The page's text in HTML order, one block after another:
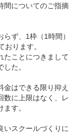
間についてのご指摘
ず、1枠（1時間）
ります。
たことにつきまして
た。
金はできる限り抑え
数に上限はなく、レ
す。
いスクールづくりに